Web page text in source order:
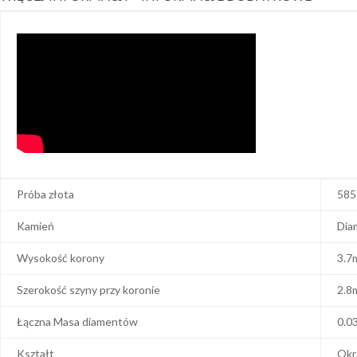
Próba złota 585
Kamień
Wysokość korony
Szerokość szyny przy koronie
Łączna Masa diamentów
Kształt